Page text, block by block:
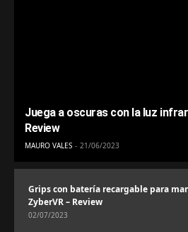
Juega a oscuras con la luz
Review
MAURO VALES 21/06/2023
Grips con batería recargable para
ZyberVR – Review
02/07/2023